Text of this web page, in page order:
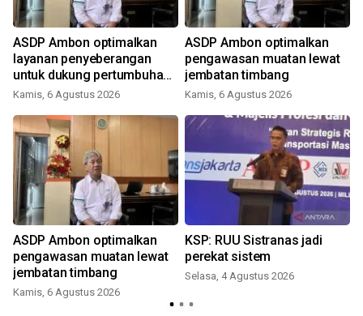
ASDP Ambon optimalkan
layanan penyeberangan
untuk dukung pertumbuhan
ekonomi dan pariwisata
Kamis, 6 Agustus 2026
ASDP Ambon optimalkan
pengawasan muatan lewat
jembatan timbang
Kamis, 6 Agustus 2026
ASDP Ambon optimalkan
pengawasan muatan lewat
jembatan timbang
Kamis, 6 Agustus 2026
KSP: RUU Sistranas jadi
perekat sistem
Selasa, 4 Agustus 2026